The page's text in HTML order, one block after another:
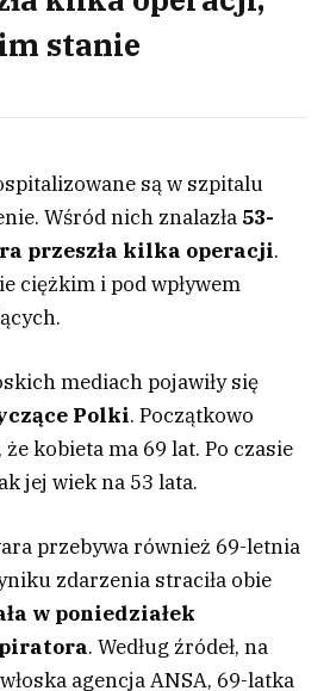
stanie
są w szpitalu
Wśród nich znalazła 53-
przeszła kilka operacji.
ciężkim i pod wpływem
mediach pojawiły się
Polki. Początkowo
kobieta ma 69 lat. Po czasie
jej wiek na 53 lata.
przebywa również 69-letnia
zdarzenia straciła obie
w poniedziałek
. Według źródeł, na
agencja ANSA, 69-latka